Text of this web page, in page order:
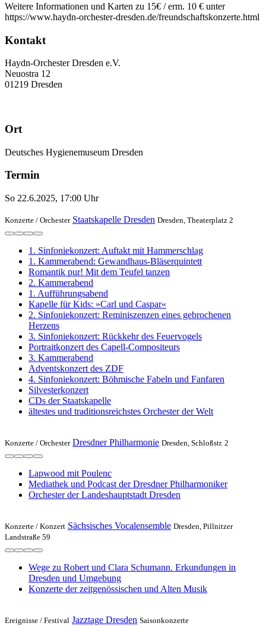
Weitere Informationen und Karten zu 15€ / erm. 10 € unter
https://www.haydn-orchester-dresden.de/freundschaftskonzerte.html
Kontakt
Haydn-Orchester Dresden e.V.
Neuostra 12
01219 Dresden
Ort
Deutsches Hygienemuseum Dresden
Termin
So 22.6.2025, 17:00 Uhr
Konzerte / Orchester Staatskapelle Dresden Dresden, Theaterplatz 2
1. Sinfoniekonzert: Auftakt mit Hammerschlag
1. Kammerabend: Gewandhaus-Bläserquintett
Romantik pur! Mit dem Teufel tanzen
2. Kammerabend
1. Aufführungsabend
Kapelle für Kids: »Carl und Caspar«
2. Sinfoniekonzert: Reminiszenzen eines gebrochenen
Herzens
3. Sinfoniekonzert: Rückkehr des Feuervogels
Portraitkonzert des Capell-Compositeurs
3. Kammerabend
Adventskonzert des ZDF
4. Sinfoniekonzert: Böhmische Fabeln und Fanfaren
Silvesterkonzert
CDs der Staatskapelle
ältestes und traditionsreichstes Orchester der Welt
Konzerte / Orchester Dresdner Philharmonie Dresden, Schloßstr. 2
Lapwood mit Poulenc
Mediathek und Podcast der Dresdner Philharmoniker
Orchester der Landeshauptstadt Dresden
Konzerte / Konzert Sächsisches Vocalensemble Dresden, Pillnitzer
Landstraße 59
Wege zu Robert und Clara Schumann. Erkundungen in
Dresden und Umgebung
Konzerte der zeitgenössischen und Alten Musik
Ereignisse / Festival Jazztage Dresden Saisonkonzerte